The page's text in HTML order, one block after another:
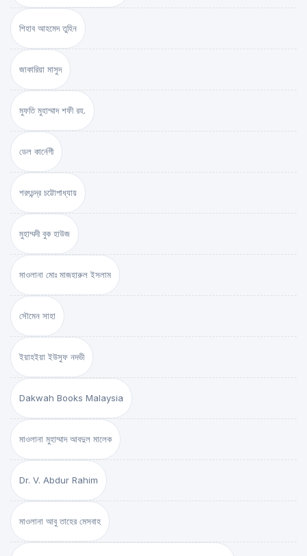
শিহাব আহমেদ তুহিন
জাকারিয়া মাসুদ
মুফতি মুহাম্মাদ শফী রহ.
ডেল কার্নেগী
শরৎচন্দ্র চট্টোপাধ্যায়
মুহাম্মদী বুক হাউজ
মাওলানা মোঃ মাজহারুল ইসলাম
সৌমেন সাহা
ইয়াহইয়া ইউসুফ নদভী
Dakwah Books Malaysia
মাওলানা মুহাম্মাদ আবদুল মালেক
Dr. V. Abdur Rahim
মাওলানা আবু তাহের মেসবাহ